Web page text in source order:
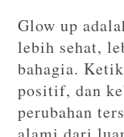
Glow up
lebih sehat,
bahagia.
positif, dan
perubahan